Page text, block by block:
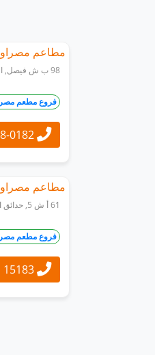
مطاعم
98 ب ش فيصل, المريوطية, فيصل, الجيزة.
فروع مطعم
مطاعم
61 أ ش 5, حدائق الاهرام, الهرم, الجيزة.
فروع مطعم